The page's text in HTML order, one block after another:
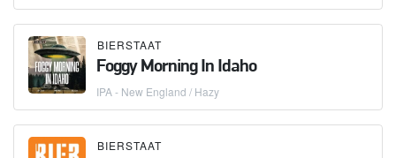
BIERSTAAT
Foggy Morning In Idaho
IPA - New England / Hazy
BIERSTAAT